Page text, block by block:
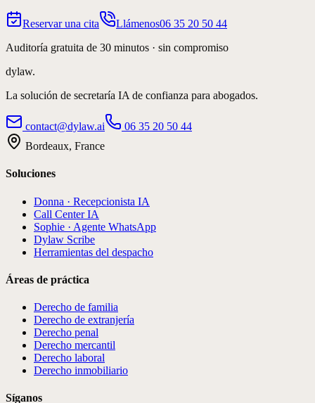
Reservar una cita Llámenos06 35 20 50 44
Auditoría gratuita de 30 minutos · sin compromiso
dylaw.
La solución de secretaría IA de confianza para abogados.
contact@dylaw.ai
06 35 20 50 44
Bordeaux, France
Soluciones
Donna · Recepcionista IA
Call Center IA
Sophie · Agente WhatsApp
Dylaw Scribe
Herramientas del despacho
Áreas de práctica
Derecho de familia
Derecho de extranjería
Derecho penal
Derecho mercantil
Derecho laboral
Derecho inmobiliario
Síganos